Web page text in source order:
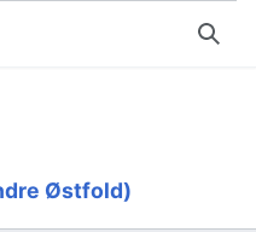
Søk
Østfold)